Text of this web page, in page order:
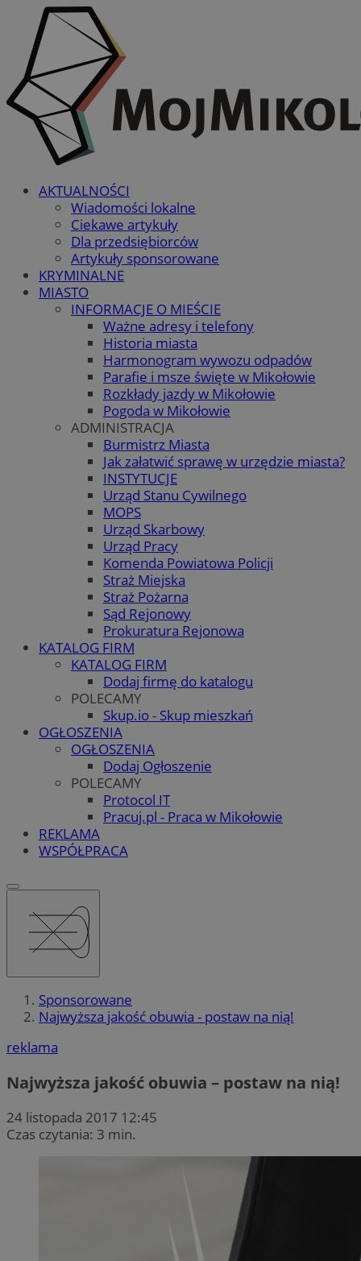
AKTUALNOŚCI
Wiadomości lokalne
Ciekawe artykuły
Dla przedsiębiorców
Artykuły sponsorowane
KRYMINALNE
MIASTO
INFORMACJE O MIEŚCIE
Ważne adresy i telefony
Historia miasta
Harmonogram wywozu odpadów
Parafie i msze święte w Mikołowie
Rozkłady jazdy w Mikołowie
Pogoda w Mikołowie
ADMINISTRACJA
Burmistrz Miasta
Jak załatwić sprawę w urzędzie miasta?
INSTYTUCJE
Urząd Stanu Cywilnego
MOPS
Urząd Skarbowy
Urząd Pracy
Komenda Powiatowa Policji
Straż Miejska
Straż Pożarna
Sąd Rejonowy
Prokuratura Rejonowa
KATALOG FIRM
KATALOG FIRM
Dodaj firmę do katalogu
POLECAMY
Skup.io - Skup mieszkań
OGŁOSZENIA
OGŁOSZENIA
Dodaj Ogłoszenie
POLECAMY
Protocol IT
Pracuj.pl - Praca w Mikołowie
REKLAMA
WSPÓŁPRACA
Sponsorowane
Najwyższa jakość obuwia - postaw na nią!
reklama
Najwyższa jakość obuwia – postaw na nią!
24 listopada 2017 12:45
Czas czytania: 3 min.